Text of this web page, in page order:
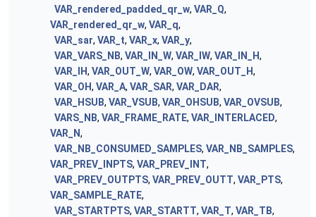
VAR_rendered_padded_qr_w, VAR_Q,
VAR_rendered_qr_w, VAR_q,
VAR_sar, VAR_t, VAR_x, VAR_y,
VAR_VARS_NB, VAR_IN_W, VAR_IW, VAR_IN_H,
VAR_IH, VAR_OUT_W, VAR_OW, VAR_OUT_H,
VAR_OH, VAR_A, VAR_SAR, VAR_DAR,
VAR_HSUB, VAR_VSUB, VAR_OHSUB, VAR_OVSUB,
VARS_NB, VAR_FRAME_RATE, VAR_INTERLACED,
VAR_N,
VAR_NB_CONSUMED_SAMPLES, VAR_NB_SAMPLES,
VAR_PREV_INPTS, VAR_PREV_INT,
VAR_PREV_OUTPTS, VAR_PREV_OUTT, VAR_PTS,
VAR_SAMPLE_RATE,
VAR_STARTPTS, VAR_STARTT, VAR_T, VAR_TB,